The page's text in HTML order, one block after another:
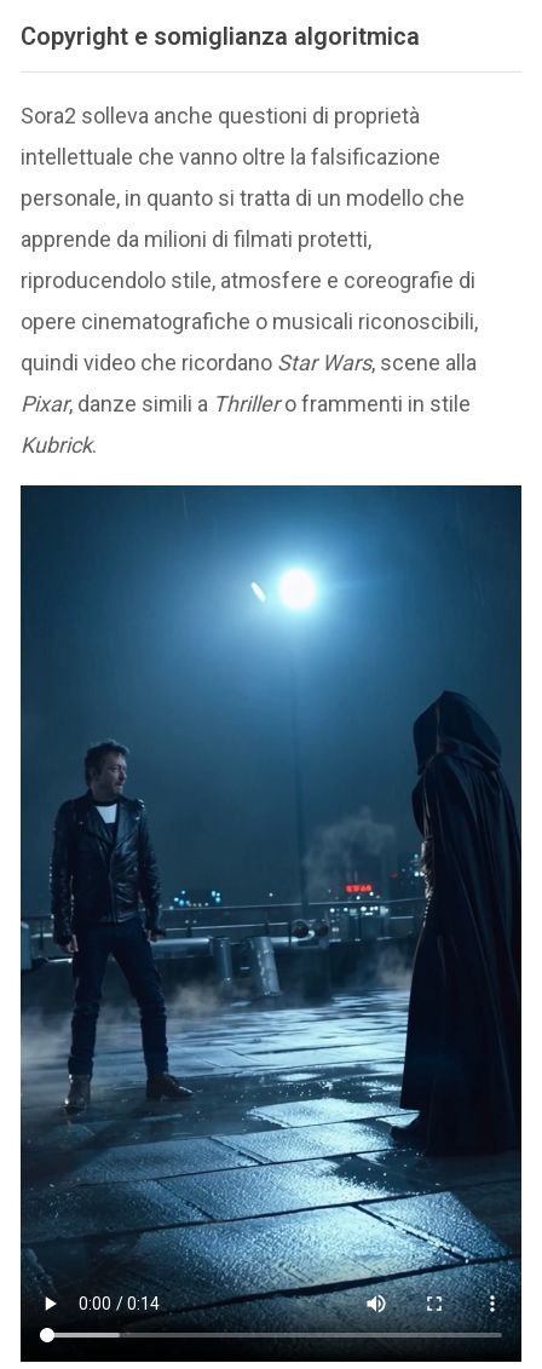
Copyright e somiglianza algoritmica
Sora2 solleva anche questioni di proprietà
intellettuale che vanno oltre la falsificazione
personale, in quanto si tratta di un modello che
apprende da milioni di filmati protetti,
riproducendolo stile, atmosfere e coreografie di
opere cinematografiche o musicali riconoscibili,
quindi video che ricordano Star Wars, scene alla
Pixar, danze simili a Thrillero frammenti in stile
Kubrick.